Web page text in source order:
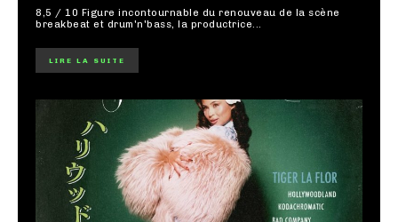
8,5 / 10 Figure incontournable du renouveau de la scène
breakbeat et drum'n'bass, la productrice...
LIRE LA SUITE